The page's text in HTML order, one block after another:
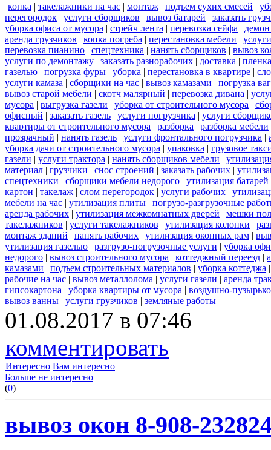
копка | такелажники на час | монтаж | подъем сухих смесей |
перегородок | услуги сборщиков | вывоз батарей | заказать
уборка офиса от мусора | стрейч лента | перевозка сейфа |
аренда грузчиков | копка погреба | перестановка мебели |
перевозка пианино | спецтехника | нанять сборщиков | вывоз
услуги по демонтажу | заказать разнорабочих | доставка | пленка
газелью | погрузка фуры | уборка | перестановка в квартире |
услуги камаза | сборщики на час | вывоз камазами | погрузка
вывоз старой мебели | скотч малярный | перевозка дивана |
мусора | выгрузка газели | уборка от строительного мусора |
офисный | заказать газель | услуги погрузчика | услуги
квартиры от строительного мусора | разборка | разборка мебели
прозрачный | нанять газель | услуги фронтального погрузчика |
уборка дачи от строительного мусора | упаковка | грузовое
газели | услуги трактора | нанять сборщиков мебели |
материал | грузчики | снос строений | заказать рабочих |
спецтехники | сборщики мебели недорого | утилизация батарей
картон | такелаж | слом перегородок | услуги рабочих |
мебели на час | утилизация плиты | погрузо-разгрузочные
аренда рабочих | утилизация межкомнатных дверей | мешки
такелажников | услуги такелажников | утилизация колонки |
монтаж зданий | нанять рабочих | утилизация оконных рам |
утилизация газелью | разгрузо-погрузочные услуги | уборка
недорого | вывоз строительного мусора | коттеджный переезд |
камазами | подъем строительных материалов | уборка коттеджа
рабочие на час | вывоз металлолома | услуги газели | аренда
гипсокартона | уборка квартиры от мусора | воздушно-
вывоз ванны | услуги грузчиков | земляные работы
01.08.2017 в 07:46
комментировать
Интересно Вам интересно
Больше не интересно
(0)
вывоз окон 8-908-